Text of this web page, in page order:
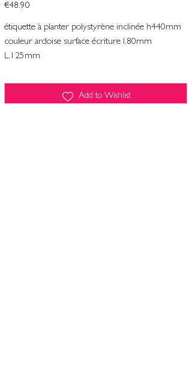
Price
€48.90
étiquette à planter polystyrène inclinée h440mm
couleur ardoise surface écriture l.80mm
L.125mm
Add to Wishlist